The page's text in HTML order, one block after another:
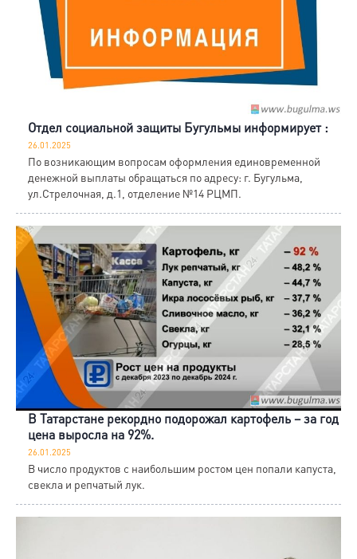
Отдел социальной защиты Бугульмы информирует :
26.01.2025
По возникающим вопросам оформления единовременной
денежной выплаты обращаться по адресу: г. Бугульма,
ул.Стрелочная, д.1, отделение №14 РЦМП.
В Татарстане рекордно подорожал картофель – за год
цена выросла на 92%.
26.01.2025
В число продуктов с наибольшим ростом цен попали капуста,
свекла и репчатый лук.